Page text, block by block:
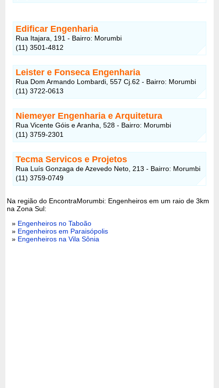
Edificar Engenharia
Rua Itajara, 191 - Bairro: Morumbi
(11) 3501-4812
Leister e Fonseca Engenharia
Rua Dom Armando Lombardi, 557 Cj.62 - Bairro: Morumbi
(11) 3722-0613
Niemeyer Engenharia e Arquitetura
Rua Vicente Góis e Aranha, 528 - Bairro: Morumbi
(11) 3759-2301
Tecma Servicos e Projetos
Rua Luís Gonzaga de Azevedo Neto, 213 - Bairro: Morumbi
(11) 3759-0749
Na região do EncontraMorumbi: Engenheiros em um raio de 3km
na Zona Sul:
» Engenheiros no Taboão
» Engenheiros em Paraisópolis
» Engenheiros na Vila Sônia